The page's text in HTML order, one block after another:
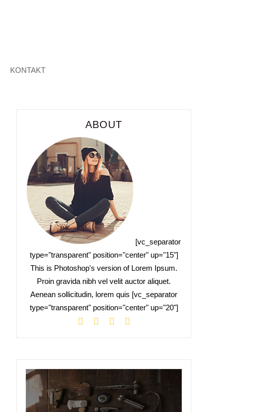
KONTAKT
ABOUT
[vc_separator
type="transparent" position="center" up="15"]
This is Photoshop's version of Lorem Ipsum.
Proin gravida nibh vel velit auctor aliquet.
Aenean sollicitudin, lorem quis [vc_separator
type="transparent" position="center" up="20"]